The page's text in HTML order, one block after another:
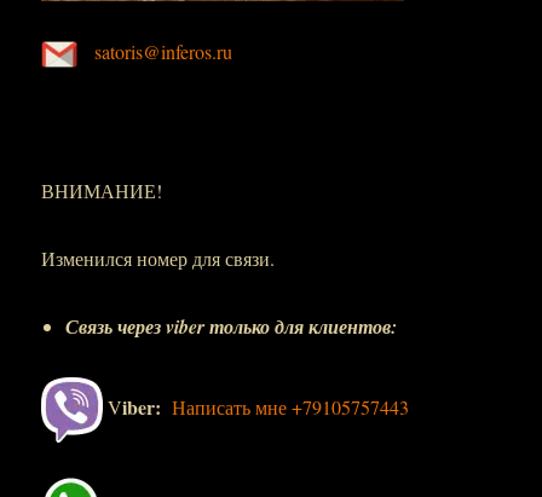
satoris@inferos.ru
ВНИМАНИЕ!
Изменился номер для связи.
Связь через viber только для клиентов:
Viber:Написать мне +79105757443